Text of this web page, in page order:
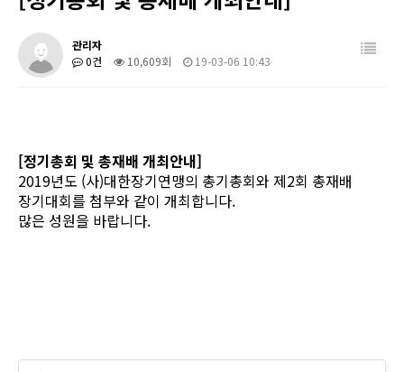
관리자
0건
10,609회 19-03-06 10:43
[정기총회 및 총재배 개최안내]
2019년도 (사)대한장기연맹의 총기총회와 제2회 총재배
장기대회를 첨부와 같이 개최합니다.
많은 성원을 바랍니다.